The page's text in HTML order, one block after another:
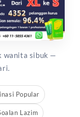
wanita sibuk —
Popular
Lazim